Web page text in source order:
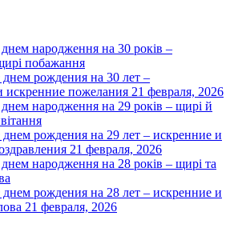
рождения на 30 лет –
искренние пожелания 21 февраля, 2026
рождения на 29 лет – искренние и
21 февраля, 2026
рождения на 28 лет – искренние и
21 февраля, 2026